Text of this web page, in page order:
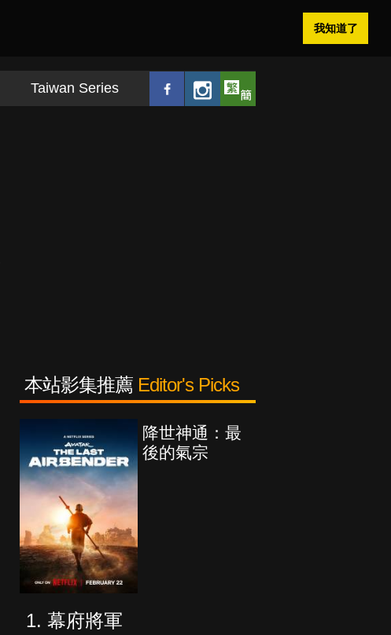
我知道了
Taiwan Series
本站影集推薦 Editor's Picks
降世神通：最
後的氣宗
幕府將軍